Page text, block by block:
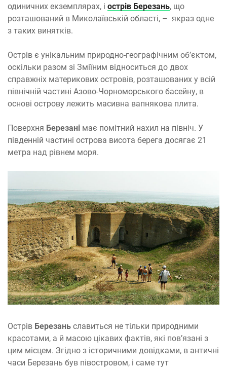
одиничних екземплярах, і острів Березань, що
розташований в Миколаївській області, – якраз одне
з таких винятків.
Острів є унікальним природно-географічним об’єктом,
оскільки разом зі Зміїним відноситься до двох
справжніх материкових островів, розташованих у всій
північній частині Азово-Чорноморського басейну, в
основі острову лежить масивна вапнякова плита.
Поверхня Березані має помітний нахил на північ. У
південній частині острова висота берега досягає 21
метра над рівнем моря.
Острів Березань славиться не тільки природними
красотами, а й масою цікавих фактів, які пов’язані з
цим місцем. Згідно з історичними довідками, в античні
часи Березань був півостровом, і саме тут